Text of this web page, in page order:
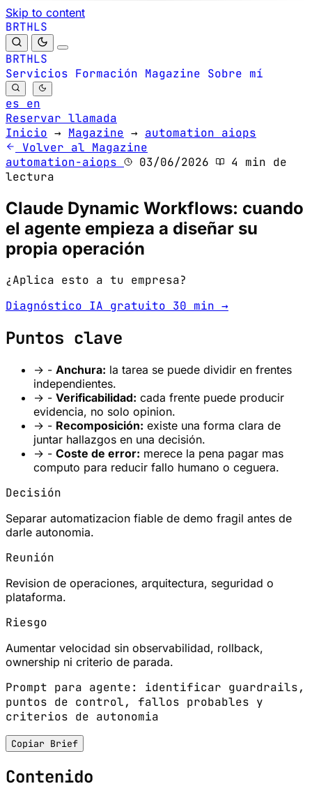
Skip to content
BRTHLS
BRTHLS
Servicios Formación Magazine Sobre mí
es en
Reservar llamada
Inicio → Magazine → automation aiops
Volver al Magazine
automation-aiops
03/06/2026
4 min de
lectura
Claude Dynamic Workflows: cuando
el agente empieza a diseñar su
propia operación
¿Aplica esto a tu empresa?
Diagnóstico IA gratuito 30 min →
Puntos clave
→ - Anchura: la tarea se puede dividir en frentes
independientes.
→ - Verificabilidad: cada frente puede producir
evidencia, no solo opinion.
→ - Recomposición: existe una forma clara de
juntar hallazgos en una decisión.
→ - Coste de error: merece la pena pagar mas
computo para reducir fallo humano o ceguera.
Decisión
Separar automatizacion fiable de demo fragil antes de
darle autonomia.
Reunión
Revision de operaciones, arquitectura, seguridad o
plataforma.
Riesgo
Aumentar velocidad sin observabilidad, rollback,
ownership ni criterio de parada.
Prompt para agente: identificar guardrails,
puntos de control, fallos probables y
criterios de autonomia
Copiar Brief
Contenido